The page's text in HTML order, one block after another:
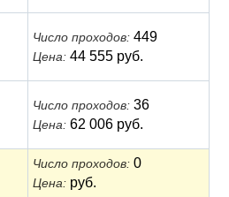
Число проходов: 449
Цена: 44 555 руб.
Число проходов: 36
Цена: 62 006 руб.
Число проходов: 0
Цена: руб.